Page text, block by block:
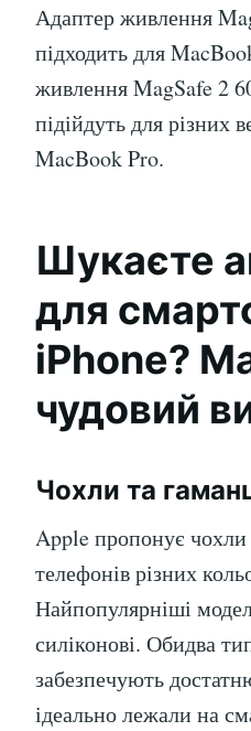
Адаптер живлення
підходить для
живлення MagSafe 2
підійдуть для різних
MacBook Pro.
Шукаєте
для
iPhone?
чудовий
Чохли та
Apple пропонує чохли
телефонів різних
Найпопулярніші
силіконові. Обидва
забезпечують
ідеально лежали на